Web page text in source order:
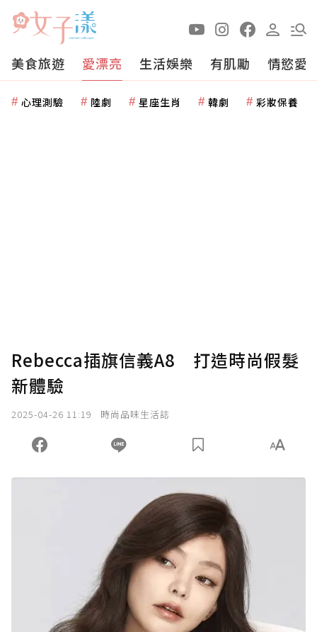
美食旅遊 愛漂亮 生活娛樂 有肌勵 情慾愛
心理測驗 陸劇 星座生肖 韓劇 彩妝保養
Rebecca插旗信義A8 打造時尚假髮
新體驗
2025-04-26 11:19 時尚品味生活誌